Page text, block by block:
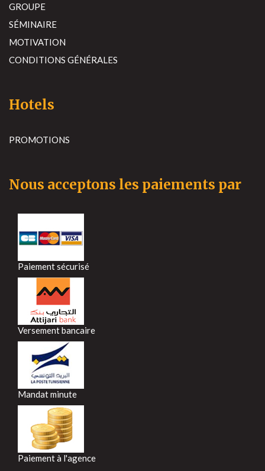
GROUPE
SÉMINAIRE
MOTIVATION
CONDITIONS GÉNÉRALES
Hotels
PROMOTIONS
Nous acceptons les paiements par
Paiement sécurisé
Versement bancaire
Mandat minute
Paiement à l'agence